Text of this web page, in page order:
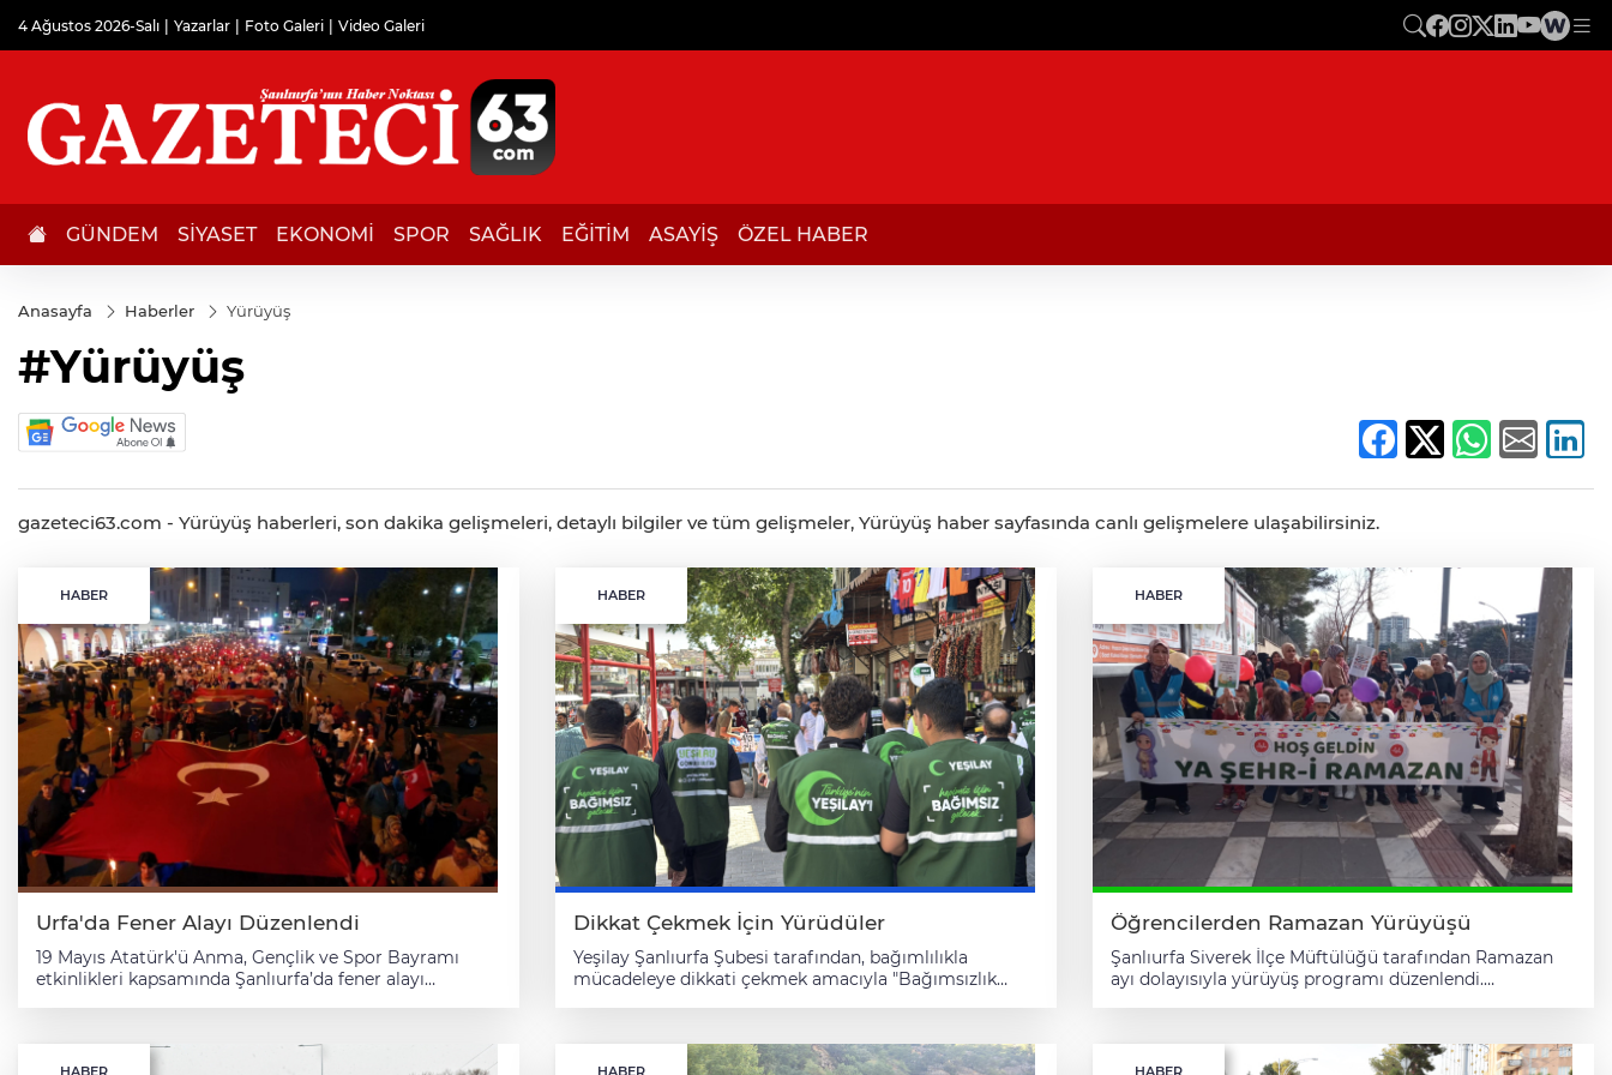
4 Ağustos 2026-Salı Yazarlar Foto Galeri Video Galeri
GÜNDEM SİYASET EKONOMİ SPOR SAĞLIK EĞİTİM ASAYİŞ ÖZEL HABER
Anasayfa Haberler Yürüyüş
#Yürüyüş
gazeteci63.com - Yürüyüş haberleri, son dakika gelişmeleri, detaylı bilgiler ve tüm gelişmeler, Yürüyüş haber sayfasında canlı gelişmelere ulaşabilirsiniz.
HABER
Urfa'da Fener Alayı Düzenlendi
19 Mayıs Atatürk'ü Anma, Gençlik ve Spor Bayramı
etkinlikleri kapsamında Şanlıurfa’da fener alayı
başlayan yürüyüş topçu meydanında sona erdi. Haliliye
Belediyesi Mehter Ekibinin öncülüğünde ellerinde
HABER
Dikkat Çekmek İçin Yürüdüler
Yeşilay Şanlıurfa Şubesi tarafından, bağımlılıkla
mücadeleye dikkati çekmek amacıyla "Bağımsızlık
başlayan yürüyüş, Balıklıgöl yerleşkesindeki Dergah
Camisi'nde sona erdi. Etkinlikte katılımcılar,
HABER
Öğrencilerden Ramazan Yürüyüşü
Şanlıurfa Siverek İlçe Müftülüğü tarafından Ramazan
ayı dolayısıyla yürüyüş programı düzenlendi.
önünden başlayan program, besmele ile açıldı;
salavatlar, ilahiler ve maniler eşliğinde coşkulu bir